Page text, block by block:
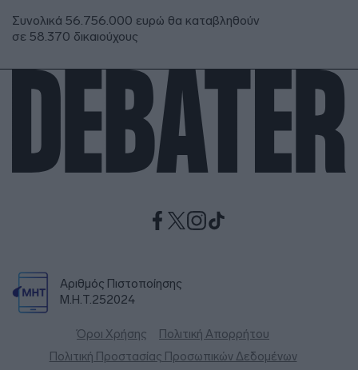
Συνολικά 56.756.000 ευρώ θα καταβληθούν
σε 58.370 δικαιούχους
Αριθμός Πιστοποίησης
Μ.Η.Τ.252024
Όροι Χρήσης
Πολιτική Απορρήτου
Πολιτική Προστασίας Προσωπικών Δεδομένων